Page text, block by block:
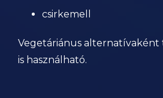
csirkemell
Vegetáriánus
is használható.